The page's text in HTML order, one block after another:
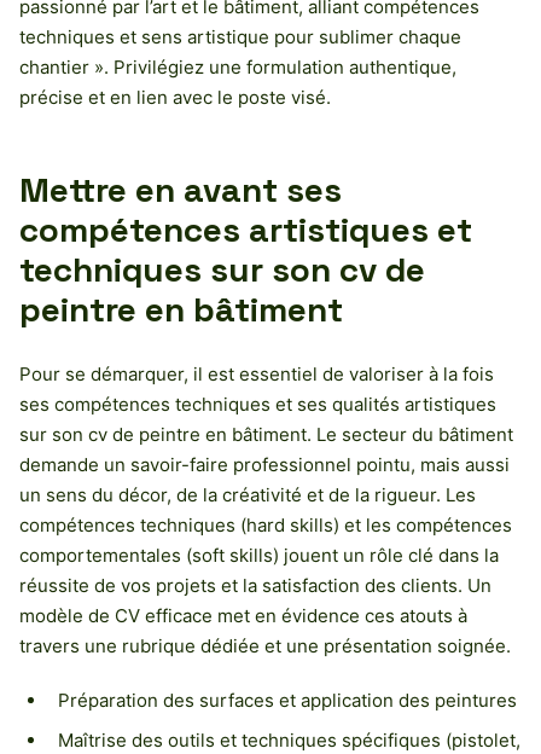
passionné par l’art et le bâtiment, alliant compétences
techniques et sens artistique pour sublimer chaque
chantier ». Privilégiez une formulation authentique,
précise et en lien avec le poste visé.
Mettre en avant ses
compétences artistiques et
techniques sur son cv de
peintre en bâtiment
Pour se démarquer, il est essentiel de valoriser à la fois
ses compétences techniques et ses qualités artistiques
sur son cv de peintre en bâtiment. Le secteur du bâtiment
demande un savoir-faire professionnel pointu, mais aussi
un sens du décor, de la créativité et de la rigueur. Les
compétences techniques (hard skills) et les compétences
comportementales (soft skills) jouent un rôle clé dans la
réussite de vos projets et la satisfaction des clients. Un
modèle de CV efficace met en évidence ces atouts à
travers une rubrique dédiée et une présentation soignée.
Préparation des surfaces et application des peintures
Maîtrise des outils et techniques spécifiques (pistolet,